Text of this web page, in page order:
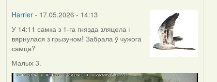
Harrier- 17.05.2026 - 14:13
У 14:11 самка з 1-га гнязда зляцела і
вярнулася з грызуном! Забрала ў чужога
самца?
Малых 3.